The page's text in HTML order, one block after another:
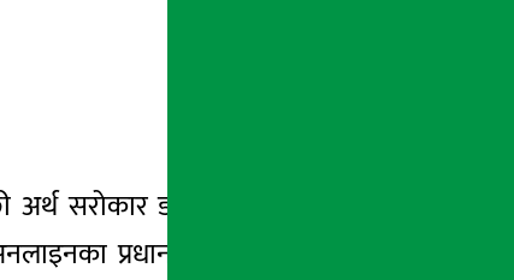
अर्थ सरोकार डटकमका सबै कर्मचारी हाल
प्रधान सम्पादक सुरज प्याकुरेलले